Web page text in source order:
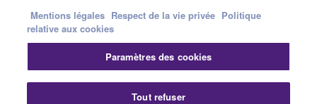
Mentions légales Respect de la vie privée Politique
relative aux cookies
Paramètres des cookies
Tout refuser